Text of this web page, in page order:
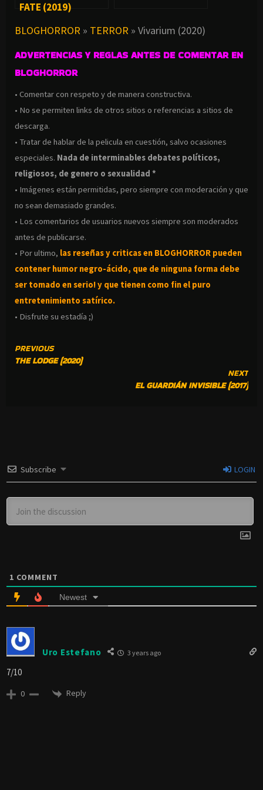
FATE (2019)
BLOGHORROR » TERROR » Vivarium (2020)
ADVERTENCIAS Y REGLAS ANTES DE COMENTAR EN
BLOGHORROR
• Comentar con respeto y de manera constructiva.
• No se permiten links de otros sitios o referencias a sitios de
descarga.
• Tratar de hablar de la pelicula en cuestión, salvo ocasiones
especiales. Nada de interminables debates políticos,
religiosos, de genero o sexualidad *
• Imágenes están permitidas, pero siempre con moderación y que
no sean demasiado grandes.
• Los comentarios de usuarios nuevos siempre son moderados
antes de publicarse.
• Por ultimo, las reseñas y criticas en BLOGHORROR pueden
contener humor negro-ácido, que de ninguna forma debe
ser tomado en serio! y que tienen como fin el puro
entretenimiento satírico.
• Disfrute su estadía ;)
CONTINUE
READING
PREVIOUS
THE LODGE (2020)
NEXT
EL GUARDIÁN INVISIBLE (2017)
Subscribe LOGIN
1 COMMENT
Newest
Uro Estefano 3 years ago
7/10
0 Reply